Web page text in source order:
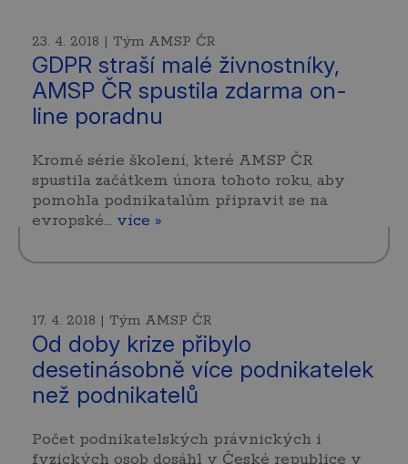
23. 4. 2018 | Tým AMSP ČR
GDPR straší malé živnostníky,
AMSP ČR spustila zdarma on-
line poradnu
Kromě série školení, které AMSP ČR
spustila začátkem února tohoto roku, aby
pomohla podnikatalům připravit se na
evropské… více »
17. 4. 2018 | Tým AMSP ČR
Od doby krize přibylo
desetinásobně více podnikatelek
než podnikatelů
Počet podnikatelských právnických i
fyzických osob dosáhl v České republice v